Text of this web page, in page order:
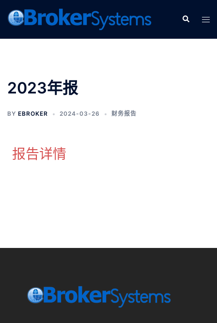
2023年报
BY EBROKER 2024-03-26 财务报告
报告详情